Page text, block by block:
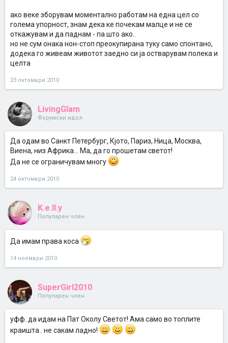
ако веке зборувам моментално работам на една цел со
голема упорност, знам дека ке почекам малце и не се
откажувам и да паднам - па што ако..
но не сум онака нон-стоп преокупирана туку само спонтано,
додека го живеам животот заедно си ја остварувам полека и
целта
23 октомври 2010
LivingGlam
Форумски идол
Да одам во Санкт Петербург, Кјото, Париз, Ница, Москва,
Виена, низ Африка... Ма, да го прошетам светот!
Да не се ограничувам многу
24 октомври 2010
K.e.ll.y
Популарен член
Да имам права коса
14 ноември 2010
SuperGirl2010
Популарен член
уфф..да идам на Пат Околу Светот! Ама само во топлите
краишта.. не сакам ладно!